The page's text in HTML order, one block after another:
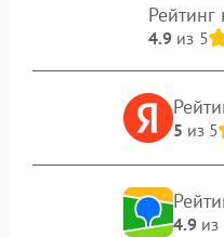
Рейтинг
4.9из 5
5 из 5
4.9из